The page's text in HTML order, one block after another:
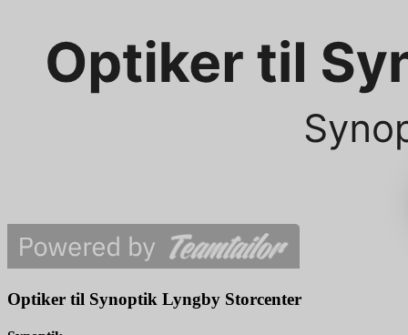
Optiker til Synoptik Lyngby Storcenter